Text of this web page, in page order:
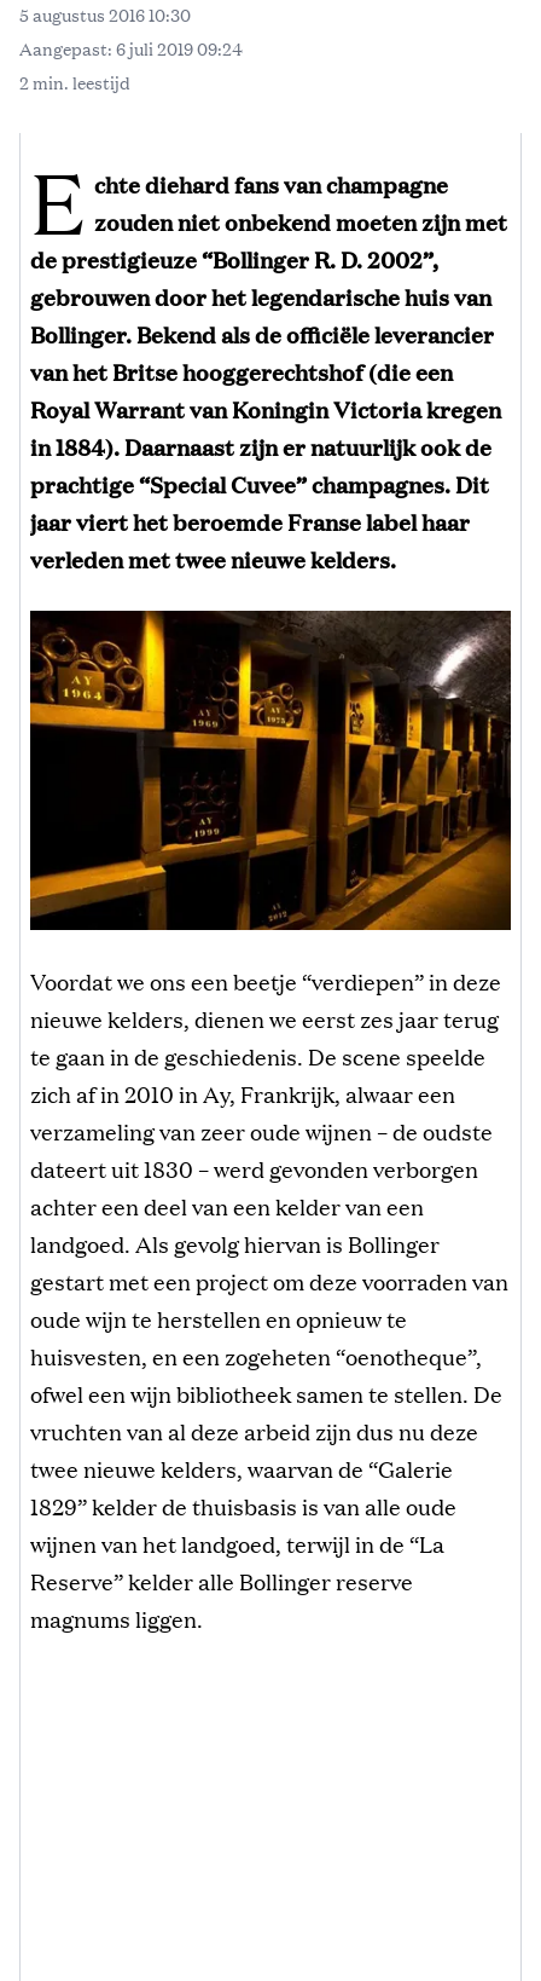
5 augustus 2016 10:30
Aangepast: 6 juli 2019 09:24
2 min. leestijd
E chte diehard fans van champagne
zouden niet onbekend moeten zijn met
de prestigieuze “Bollinger R. D. 2002”,
gebrouwen door het legendarische huis van
Bollinger. Bekend als de officiële leverancier
van het Britsehooggerechtshof(die een
Royal Warrant van Koningin Victoria kregen
in 1884). Daarnaast zijn er natuurlijk ook de
prachtige “Special Cuvee” champagnes. Dit
jaar viert het beroemde Franse label haar
verleden met twee nieuwe kelders.
Voordat we ons een beetje “verdiepen” in deze
nieuwe kelders, dienen we eerst zes jaar terug
te gaan in de geschiedenis. De scene speelde
zich af in 2010 in Ay, Frankrijk, alwaar een
verzameling van zeer oude wijnen – de oudste
dateert uit 1830 – werd gevonden verborgen
achter een deel van een kelder van een
landgoed. Als gevolg hiervan is Bollinger
gestart met een project om deze voorraden van
oude wijn te herstellen en opnieuw te
huisvesten, en een zogeheten “oenotheque”,
ofwel een wijn bibliotheek samen te stellen. De
vruchten van al deze arbeid zijn dus nu deze
twee nieuwe kelders, waarvan de “Galerie
1829” kelder de thuisbasis is van alle oude
wijnen van het landgoed, terwijl in de “La
Reserve” kelder alle Bollinger reserve
magnums liggen.